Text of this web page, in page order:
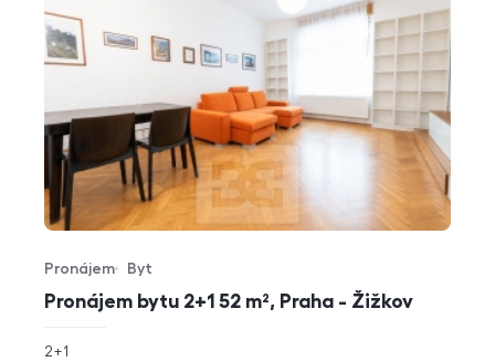
Pronájem bytu 2+1 52 m², Praha - Žižkov
Typ nabídky
Pronájem
Typ nemovitosti
Byt
rozměry
2+1